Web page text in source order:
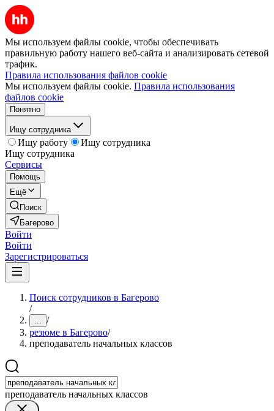
Мы используем файлы cookie, чтобы обеспечивать
правильную работу нашего веб-сайта и анализировать сетевой
трафик.
Правила использования файлов cookie
Мы используем файлы cookie. Правила использования
файлов cookie
Понятно
Ищу сотрудника
Ищу работу
Ищу сотрудника
Ищу сотрудника
Сервисы
Помощь
Ещё
Поиск
Багерово
Войти
Войти
Зарегистрироваться
Поиск сотрудников в Багерово
/
... /
резюме в Багерово/
преподаватель начальных классов
преподаватель начальных классов